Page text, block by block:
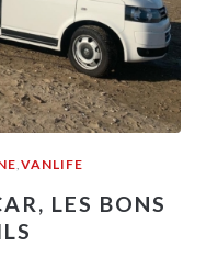
VANLIFE
LES BONS